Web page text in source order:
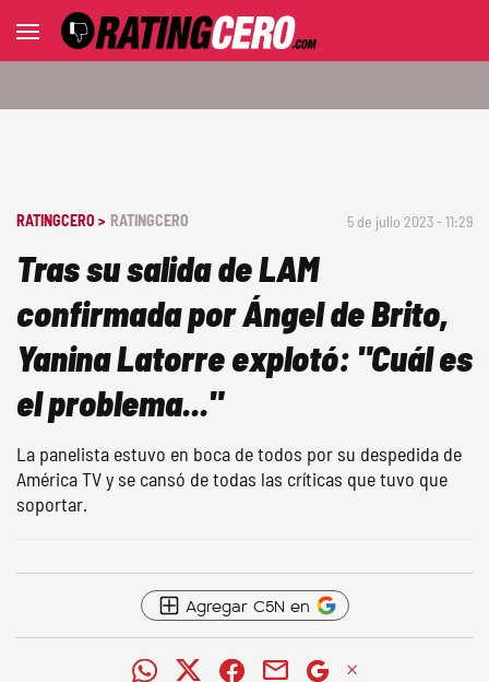
RATINGCERO > RATINGCERO 5 de julio 2023 - 11:29
Tras su salida de LAM
confirmada por Ángel de Brito,
Yanina Latorre explotó: "Cuál es
el problema..."
La panelista estuvo en boca de todos por su despedida de
América TV y se cansó de todas las críticas que tuvo que
soportar.
Agregar C5N en